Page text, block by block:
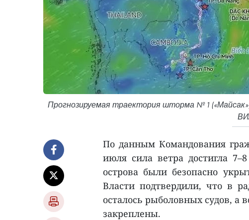
Прогнозируемая траектория шторма № 1
По данным Командования
июля сила ветра достигла
острова были безопасно
Власти подтвердили, что в
осталось рыболовных судов, а
закреплены.